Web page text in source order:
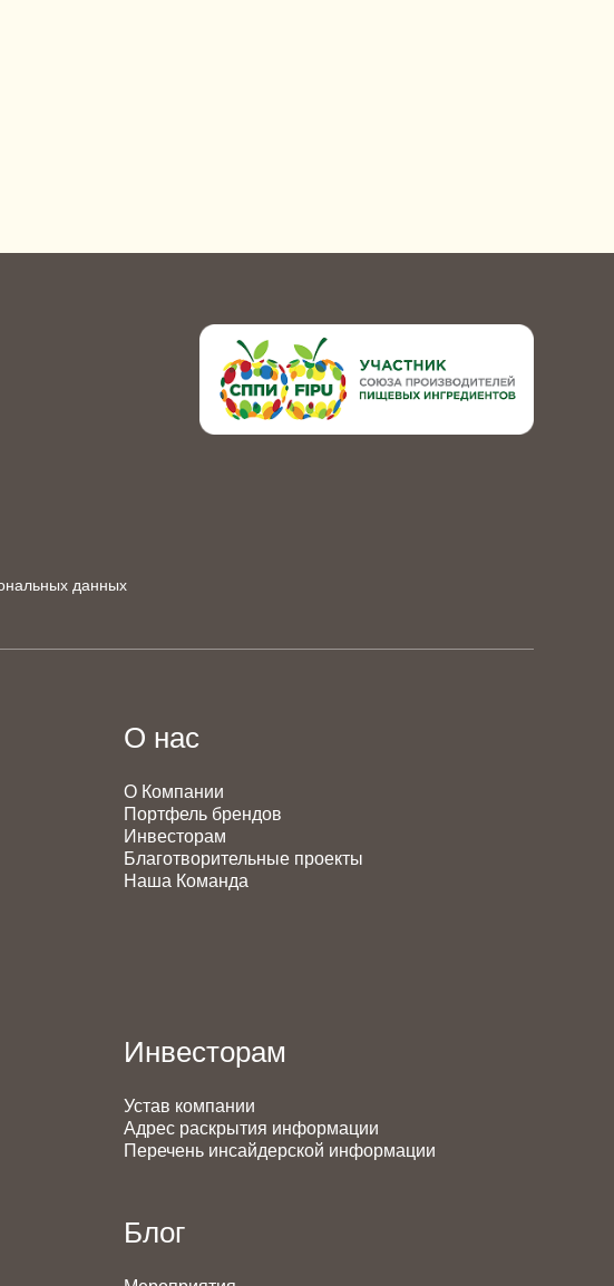
данных
О нас
О Компании
Портфель брендов
Инвесторам
Благотворительные проекты
Наша Команда
Инвесторам
Устав компании
Адрес раскрытия информации
Перечень инсайдерской информации
Блог